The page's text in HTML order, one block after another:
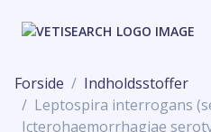
Forside
Indholdsstoffer
Leptospira interrogans
Icterohaemorrhagiae